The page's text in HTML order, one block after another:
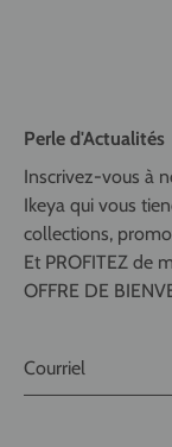
Perle d'Actualités
Inscrivez-vous à
Ikeya qui vous
collections,
Et PROFITEZ de
OFFRE DE